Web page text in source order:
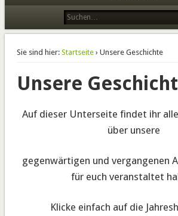
Sie sind hier: Startseite› Unsere Geschichte
Unsere
Auf dieser Unterseite findet ihr
über unsere
gegenwärtigen und vergangenen
für euch veranstaltet
Klicke einfach auf die